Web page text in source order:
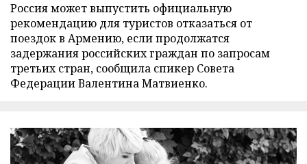
Россия может выпустить официальную
рекомендацию для туристов отказаться от
поездок в Армению, если продолжатся
задержания российских граждан по запросам
третьих стран, сообщила спикер Совета
Федерации Валентина Матвиенко.